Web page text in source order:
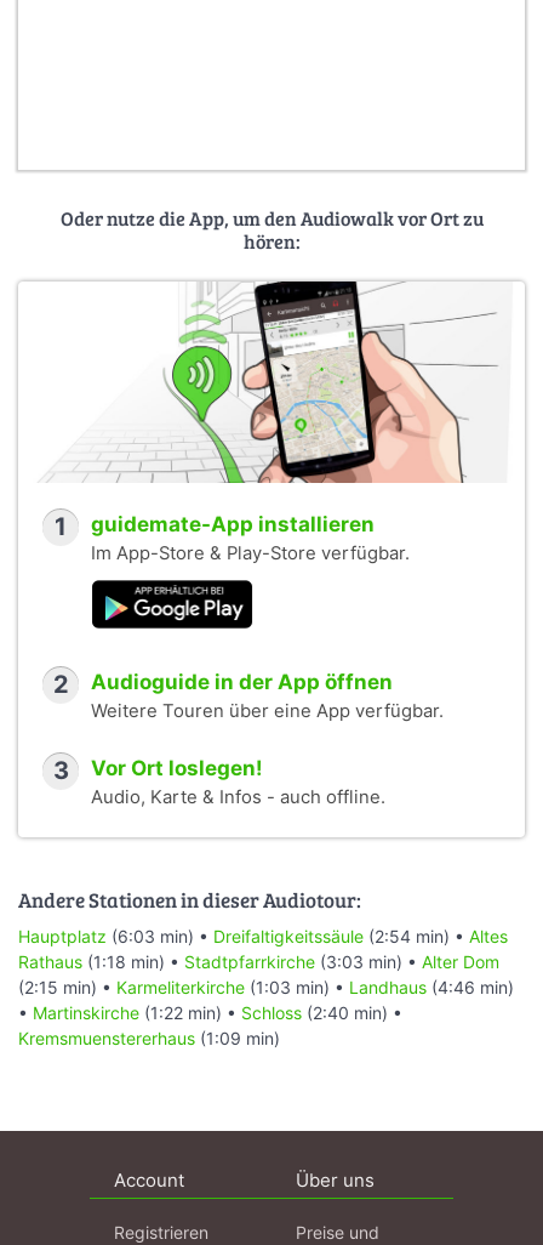
Oder nutze die App, um den Audiowalk vor Ort zu
hören:
1 guidemate-App installieren
Im App-Store & Play-Store verfügbar.
2 Audioguide in der App öffnen
Weitere Touren über eine App verfügbar.
3 Vor Ort loslegen!
Audio, Karte & Infos - auch offline.
Andere Stationen in dieser Audiotour:
Hauptplatz (6:03 min) • Dreifaltigkeitssäule (2:54 min) • Altes
Rathaus (1:18 min) • Stadtpfarrkirche (3:03 min) • Alter Dom
(2:15 min) • Karmeliterkirche (1:03 min) • Landhaus (4:46 min)
• Martinskirche (1:22 min) • Schloss (2:40 min) •
Kremsmuenstererhaus (1:09 min)
Account
Registrieren
Über uns
Preise und